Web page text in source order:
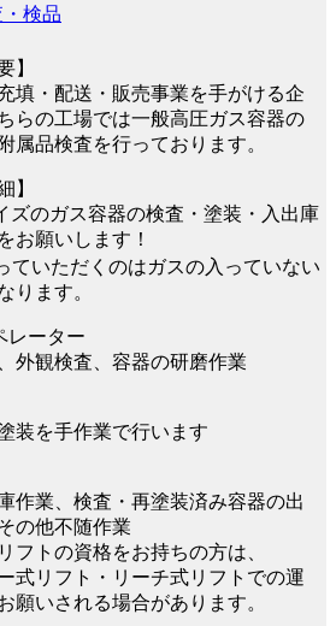
検品
】
填・配送・販売事業を手がける企
らの工場では一般高圧ガス容器の
属品検査を行っております。
】
ズのガス容器の検査・塗装・入出庫
お願いします！
ていただくのはガスの入っていない
ります。
レーター
外観検査、容器の研磨作業
装を手作業で行います
作業、検査・再塗装済み容器の出
の他不随作業
フトの資格をお持ちの方は、
式リフト・リーチ式リフトでの運
願いされる場合があります。